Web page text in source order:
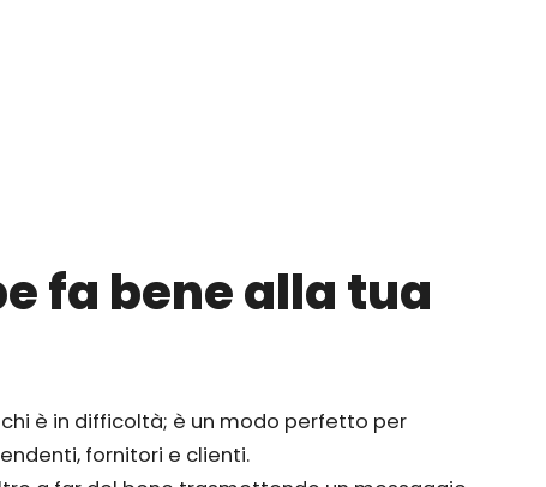
fa bene alla tua
è in difficoltà; è un modo perfetto per
fornitori e clienti.